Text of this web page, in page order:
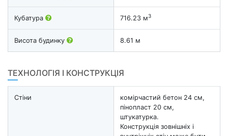
Кубатура 716.23 м3
Висота будинку 8.61 м
ТЕХНОЛОГІЯ І КОНСТРУКЦІЯ
Стіни
комірчастий бетон 24 см,
пінопласт 20 см,
штукатурка.
Конструкція зовнішніх і